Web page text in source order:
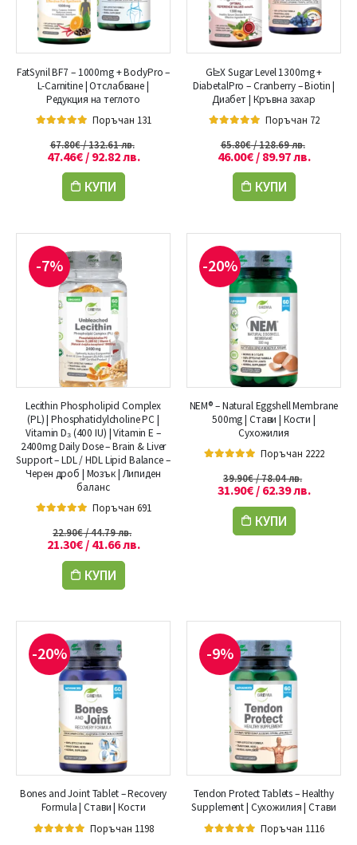
FatSynil BF7 – 1000mg + BodyPro –
L-Carnitine | Отслабване |
Редукция на теглото
Поръчан 131
67.80€/ 132.61 лв.
47.46€/ 92.82 лв.
КУПИ
Gl≥Х Sugar Level 1300mg +
DiabetalPro – Cranberry – Biotin |
Диабет | Кръвна захар
Поръчан 72
65.80€/ 128.69 лв.
46.00€/ 89.97 лв.
КУПИ
-7%
Lecithin Phospholipid Complex
(PL) | Phosphatidylcholine PC |
Vitamin D₃ (400 IU) | Vitamin E –
2400mg Daily Dose – Brain & Liver
Support – LDL / HDL Lipid Balance –
Черен дроб | Мозък | Липиден
баланс
Поръчан 691
22.90€/ 44.79 лв.
21.30€/ 41.66 лв.
КУПИ
-20%
NEM® – Natural Eggshell Membrane
500mg | Стави | Кости |
Сухожилия
Поръчан 2222
39.90€/ 78.04 лв.
31.90€/ 62.39 лв.
КУПИ
-20%
Bones and Joint Tablet – Recovery
Formula | Стави | Кости
Поръчан 1198
-9%
Tendon Protect Tablets – Healthy
Supplement | Сухожилия | Стави
Поръчан 1116